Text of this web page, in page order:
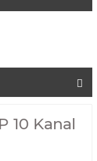
10 Kanal